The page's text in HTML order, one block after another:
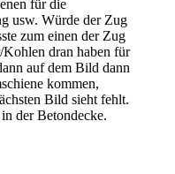
für die
usw. Würde der Zug
zum einen der Zug
dran haben für
auf dem Bild dann
kommen,
Bild sieht fehlt.
der Betondecke.